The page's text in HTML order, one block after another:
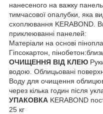
нанесеного на важку
тимчасової опалубки, яка
схоплювання KERABOND.
приклеюванні панелей:
Матеріали на основі
Гіпсокартон,
ОЧИЩЕННЯ ВІД КЛЕЮ
водою. Облицьовані
Воду для очищення
через кілька годин після
УПАКОВКА KERABOND
25 кг